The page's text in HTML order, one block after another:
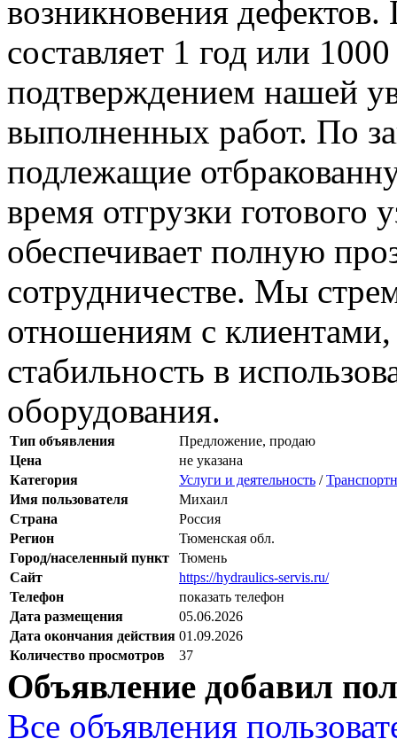
возникновения
составляет 1 год или
подтверждением нашей
выполненных работ. По
подлежащие
время отгрузки готового
обеспечивает полную
сотрудничестве. Мы
отношениям с
стабильность в
оборудования.
Тип объявления
Предложение, продаю
Цена
не указана
Категория
Услуги и деятельность /
Имя пользователя
Михаил
Страна
Россия
Регион
Тюменская обл.
Город/населенный пункт
Тюмень
Сайт
https://hydraulics-servis.ru/
Телефон
показать телефон
Дата размещения
05.06.2026
Дата окончания действия 01.09.2026
Количество просмотров
37
Объявление добавил
Все объявления